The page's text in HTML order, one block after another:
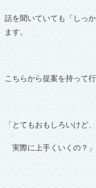
話を聞いていても「しっ
ます。
こちらから提案を持って
「とてもおもしろいけ
実際に上手くいくの？」